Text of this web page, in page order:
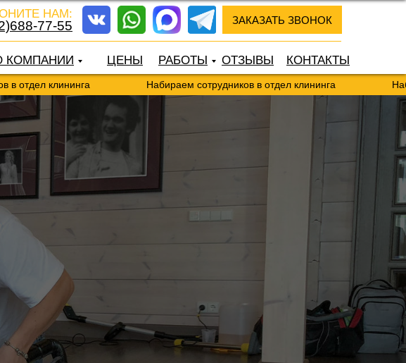
ЗАКАЗАТЬ ЗВОНОК
ЦЕНЫ РАБОТЫ КОНТАКТЫ
КОМПАНИИ ОТЗЫВЫ
НАМ:
77-55
Набираем сотрудников в отдел клининга Набираем